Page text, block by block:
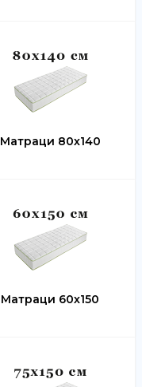
Матраци 80х140
Матраци 60х150